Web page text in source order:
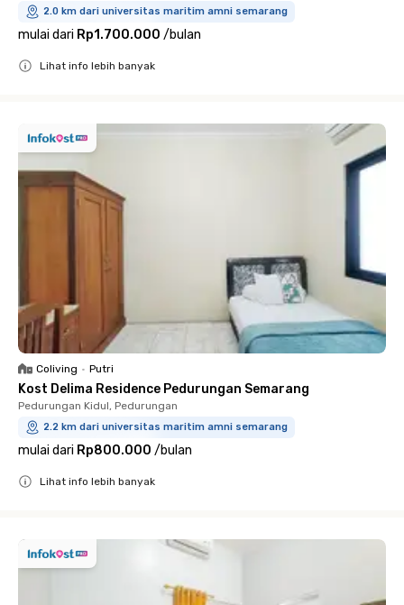
2.0 km dari universitas maritim amni semarang
mulai dari Rp1.700.000 /bulan
Lihat info lebih banyak
Coliving • Putri
Kost Delima Residence Pedurungan Semarang
Pedurungan Kidul, Pedurungan
2.2 km dari universitas maritim amni semarang
mulai dari Rp800.000 /bulan
Lihat info lebih banyak